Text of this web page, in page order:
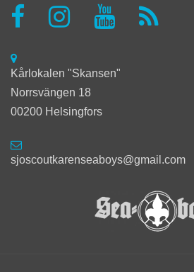
Kårlokalen "Skansen"
Norrsvängen 18
00200 Helsingfors
sjoscoutkarenseaboys@gmail.com